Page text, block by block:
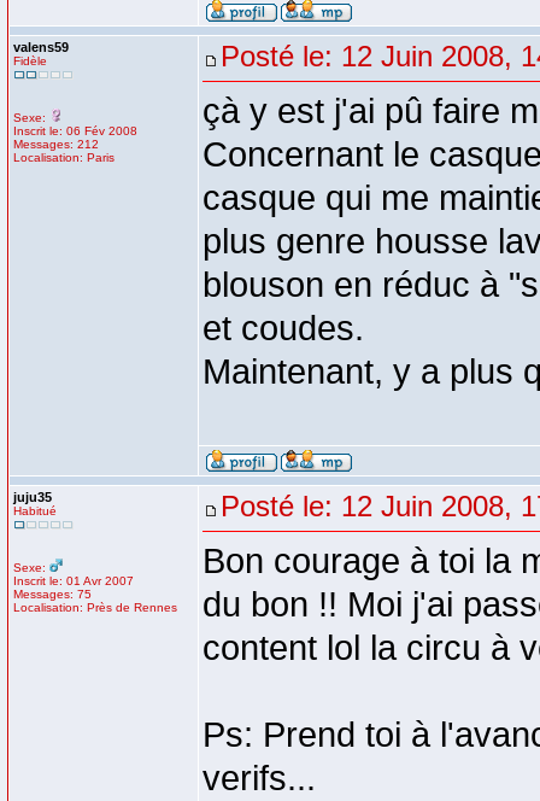
valens59
Fidèle
Sexe:
Inscrit le: 06 Fév 2008
Messages: 212
Localisation: Paris
Posté le: 12 Juin 2008,
çà y est j'ai pû faire
Concernant le
casque qui me
plus genre housse
blouson en réduc à
et coudes.
Maintenant, y a plus
juju35
Habitué
Sexe:
Inscrit le: 01 Avr 2007
Messages: 75
Localisation: Près de Rennes
Posté le: 12 Juin 2008,
Bon courage à toi la
du bon !! Moi j'ai
content lol la circu à
Ps: Prend toi à
verifs...